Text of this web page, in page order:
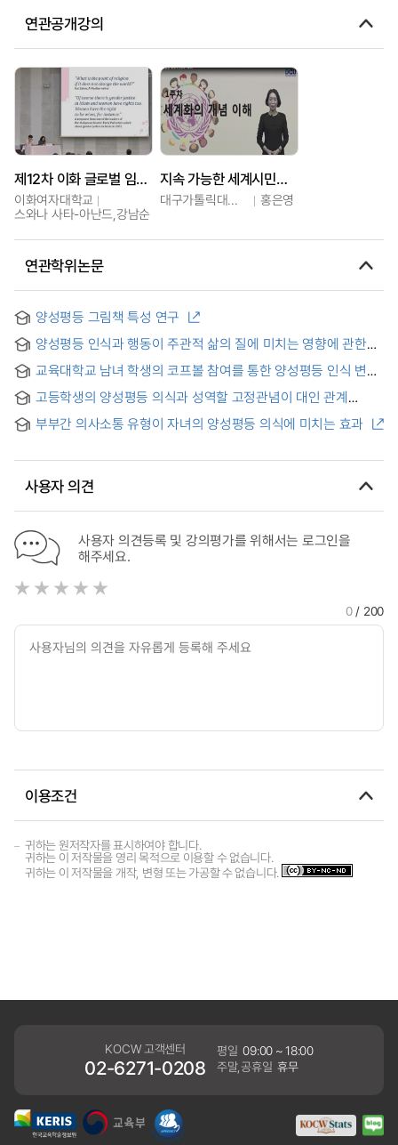
연관공개강의
제12차 이화 글로벌 임파워먼트 프로그램
이화여자대학교
스와나 사타-아난드,강남순
지속 가능한 세계시민교육
대구가톨릭대학교 홍은영
연관학위논문
양성평등 그림책 특성 연구
양성평등 인식과 행동이 주관적 삶의 질에 미치는 영향에 관한
연구 : 기혼취업여성을 중심으로
교육대학교 남녀 학생의 코프볼 참여를 통한 양성평등 인식 변화
고등학생의 양성평등 의식과 성역할 고정관념이 대인 관계
만족도에 미치는 영향 : 이성 관계를 중심으로 = Effects of
Interpersonal Satisfaction with the Gender Equality and
on Couple Relationship
부부간 의사소통 유형이 자녀의 양성평등 의식에 미치는 효과
사용자 의견
사용자 의견등록 및 강의평가를 위해서는 로그인을
해주세요.
0/ 200
이용조건
귀하는 원저작자를 표시하여야 합니다.
귀하는 이 저작물을 영리 목적으로 이용할 수 없습니다.
귀하는 이 저작물을 개작, 변형 또는 가공할 수 없습니다.
KOCW 고객센터
02-6271-0208
평일 09:00 ~ 18:00
주말,공휴일 휴무